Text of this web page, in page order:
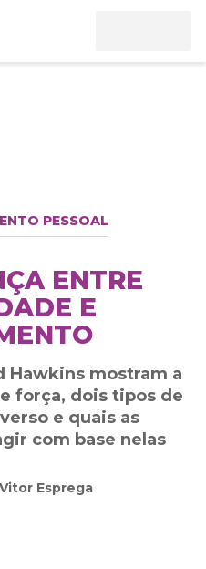
PESSOAL
ENTRE
E
Hawkins mostram a
força, dois tipos de
e quais as
com base nelas
Vitor Esprega